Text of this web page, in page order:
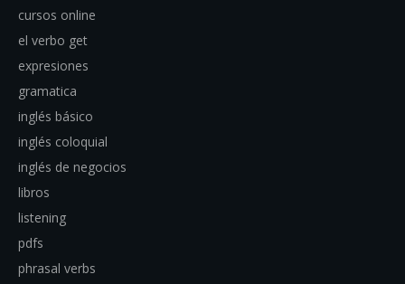
cursos online
el verbo get
expresiones
gramatica
inglés básico
inglés coloquial
inglés de negocios
libros
listening
pdfs
phrasal verbs